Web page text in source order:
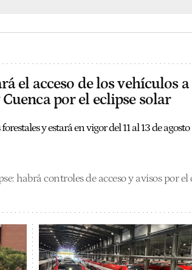
el acceso de los vehículos
por el eclipse solar
y estará en vigor del 11 al 13 de
habrá controles de acceso y avisos por el